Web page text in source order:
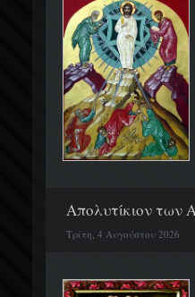
Απολυτίκιον των
Τρίτη, 4 Αυγούστου 2026